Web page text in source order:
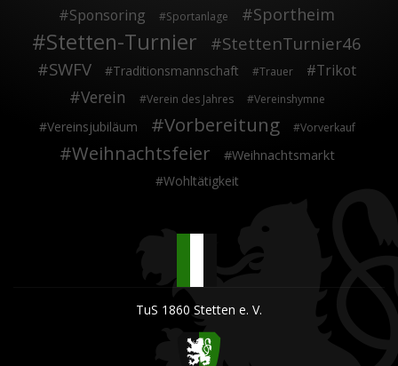
Sponsoring Sportanlage Sportheim
Stetten-Turnier
StettenTurnier46
SWFV
Traditionsmannschaft Trauer Trikot
Verein Verein des Jahres Vereinshymne
Vereinsjubiläum Vorbereitung Vorverkauf
Weihnachtsfeier Weihnachtsmarkt
Wohltätigkeit
TuS 1860 Stetten e. V.